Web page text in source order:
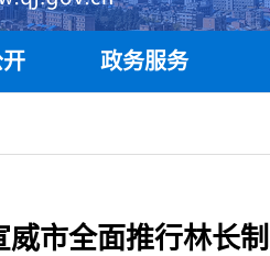
政务服务
威市全面推行林长制